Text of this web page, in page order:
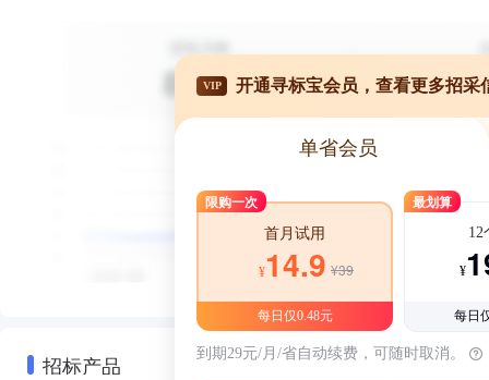
招标产品
VIP 开通寻标宝会员，查看更多招采
单省会员
限购一次
首月试用
¥14.9 ¥39
每日仅0.48元
最划算
12
¥
每日
到期29元/月/省自动续费，可随时取消。